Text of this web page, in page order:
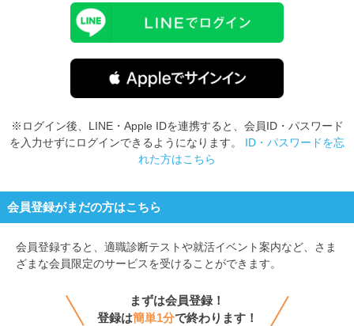
※ログイン後、LINE・Apple IDを連携すると、会員ID・パスワード
を入力せずにログインできるようになります。 ID・パスワードを忘
れた方はこちら
会員登録がまだの方はこちら
会員登録すると、 適職診断テストや就活イベント案内など、さま
ざまな会員限定のサービスを受けることができます。
まずは会員登録！
登録は簡単1分で終わります！